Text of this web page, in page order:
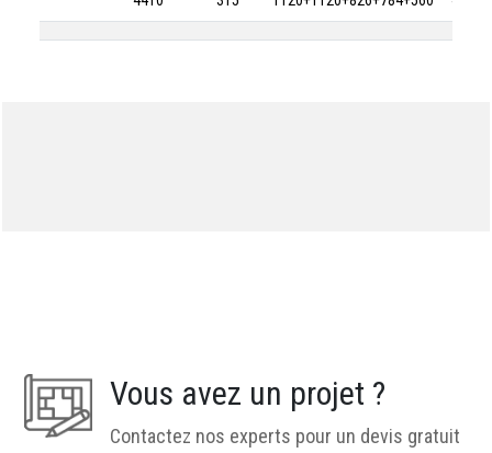
Vous avez un projet ?
Contactez nos experts pour un devis gratuit